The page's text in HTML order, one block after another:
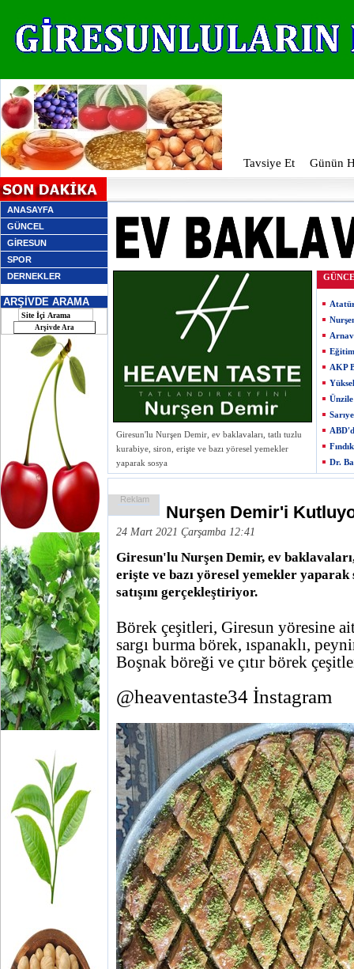
Tavsiye Et Günün
ANASAYFA
GÜNCEL
GİRESUN
SPOR
DERNEKLER
ARŞİVDE ARAMA
Giresun'lu Nurşen Demir, ev baklavaları, tatlı tuzlu
kurabiye, siron, erişte ve bazı yöresel yemekler
yaparak sosya
AKP
Dr.
Reklam
Nurşen Demir'i
24 Mart 2021 Çarşamba 12:41
Giresun'lu Nurşen Demir, ev
erişte ve bazı yöresel yemekler yaparak
satışını gerçekleştiriyor.
Börek çeşitleri, Giresun yöresine
sargı burma börek, ıspanaklı,
Boşnak böreği ve çıtır börek
@heaventaste34 İnstagram